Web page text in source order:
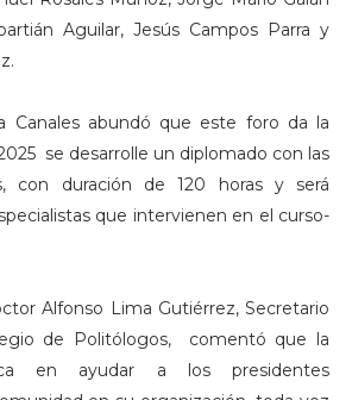
Aguilar, Jesús Campos Parra y
Canales abundó que este foro da la
se desarrolle un diplomado con las
con duración de 120 horas y será
que intervienen en el curso-
Alfonso Lima Gutiérrez, Secretario
de Politólogos, comentó que la
en ayudar a los presidentes